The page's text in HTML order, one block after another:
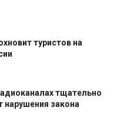
туристов на
тщательно
нарушения закона